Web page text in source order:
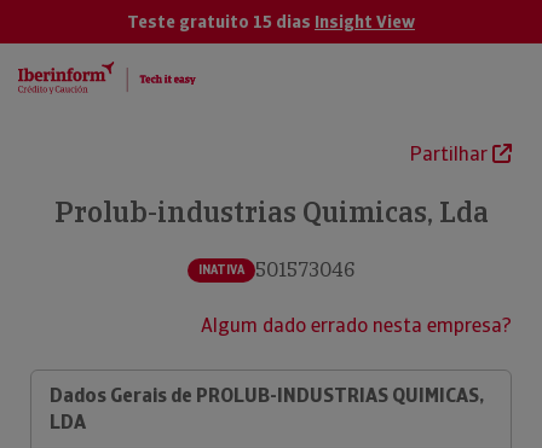
Teste gratuito 15 dias Insight View
Partilhar
Prolub-industrias Quimicas, Lda
INATIVA 501573046
Algum dado errado nesta empresa?
Dados Gerais de PROLUB-INDUSTRIAS QUIMICAS,
LDA